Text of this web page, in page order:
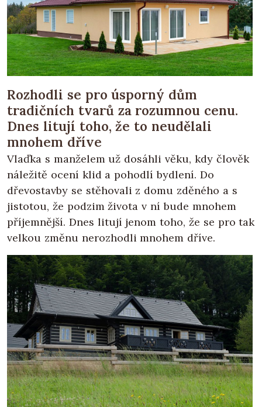
Rozhodli se pro úsporný dům
tradičních tvarů za rozumnou cenu.
Dnes litují toho, že to neudělali
mnohem dříve
Vlaďka s manželem už dosáhli věku, kdy člověk
náležitě ocení klid a pohodlí bydlení. Do
dřevostavby se stěhovali z domu zděného a s
jistotou, že podzim života v ní bude mnohem
příjemnější. Dnes litují jenom toho, že se pro tak
velkou změnu nerozhodli mnohem dříve.